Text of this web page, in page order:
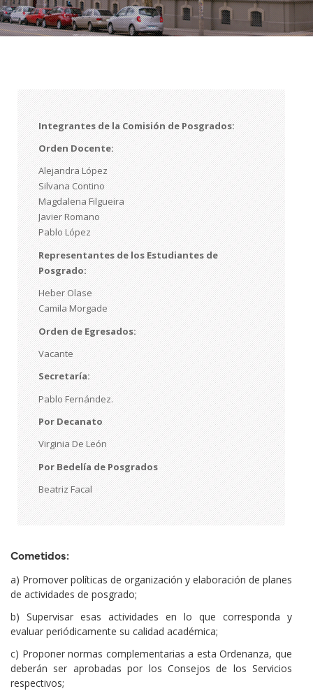
Integrantes de la Comisión de Posgrados:
Orden Docente:
Alejandra López
Silvana Contino
Magdalena Filgueira
Javier Romano
Pablo López
Representantes de los Estudiantes de
Posgrado:
Heber Olase
Camila Morgade
Orden de Egresados:
Vacante
Secretaría:
Pablo Fernández.
Por Decanato
Virginia De León
Por Bedelía de Posgrados
Beatriz Facal
Cometidos:
a) Promover políticas de organización y elaboración de planes
de actividades de posgrado;
b) Supervisar esas actividades en lo que corresponda y
evaluar periódicamente su calidad académica;
c) Proponer normas complementarias a esta Ordenanza, que
deberán ser aprobadas por los Consejos de los Servicios
respectivos;